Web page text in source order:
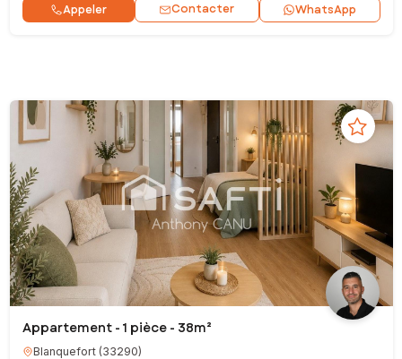
Appeler Contacter WhatsApp
Appartement - 1 pièce - 38m²
Blanquefort(33290)